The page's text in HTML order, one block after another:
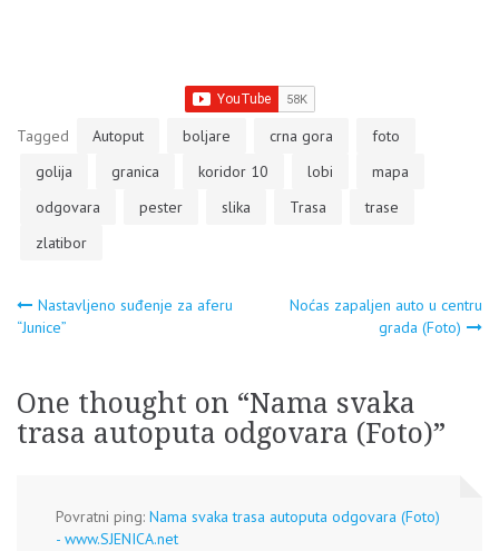
Tagged Autoput boljare crna gora
foto
golija
granica koridor 10 lobi
mapa
odgovara
pester slika Trasa
trase
zlatibor
Navigacija
Nastavljeno suđenje za aferu
“Junice”
Noćas zapaljen auto u centru
grada (Foto)
One thought on “Nama svaka
trasa autoputa odgovara (Foto)”
Povratni ping: Nama svaka trasa autoputa odgovara (Foto)
- www.SJENICA.net